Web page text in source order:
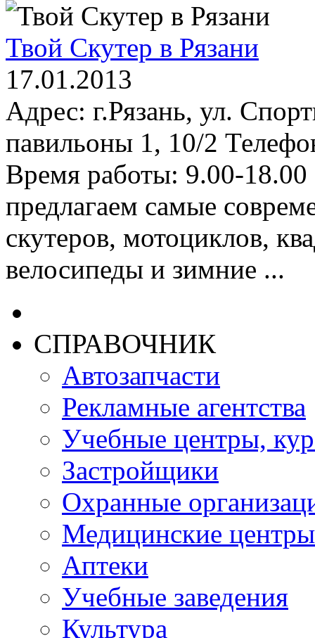
Твой Скутер в Рязани
17.01.2013
Адрес: г.Рязань, ул.
павильоны 1, 10/2
Время работы: 9.00-
предлагаем самые
скутеров, мотоциклов,
велосипеды и зимние ...
СПРАВОЧНИК
Автозапчасти
Рекламные агентства
Учебные центры,
Застройщики
Охранные
Медицинские центры
Аптеки
Учебные заведения
Культура